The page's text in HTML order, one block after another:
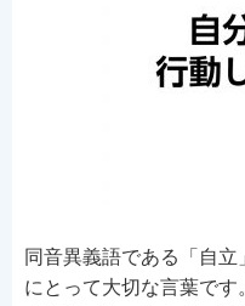
同音異義語である「自
にとって大切な言葉です